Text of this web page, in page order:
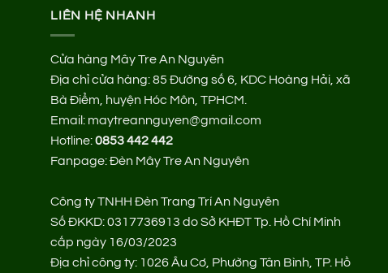
LIÊN HỆ NHANH
Cửa hàng Mây Tre An Nguyên
Địa chỉ cửa hàng:85 Đường số 6, KDC Hoàng Hải, xã
Bà Điểm, huyện Hóc Môn, TPHCM.
Email: maytreannguyen@gmail.com
Hotline:0853 442 442
Fanpage:Đèn Mây Tre An Nguyên
Công ty TNHH Đèn Trang Trí An Nguyên
Số ĐKKD: 0317736913 do Sở KHĐT Tp. Hồ Chí Minh
cấp ngày 16/03/2023
Địa chỉ công ty: 1026 Âu Cơ, Phường Tân Bình, TP. Hồ